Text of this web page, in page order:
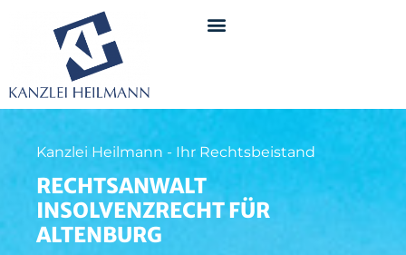
Kanzlei Heilmann - Ihr Rechtsbeistand
RECHTSANWALT
INSOLVENZRECHT FÜR
ALTENBURG